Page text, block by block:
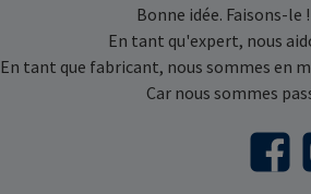
Bonne idée. Faisons-le
En tant qu'expert, nous
En tant que fabricant, nous sommes en
Car nous sommes